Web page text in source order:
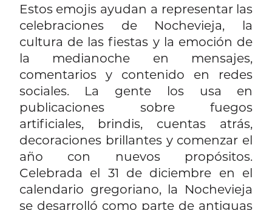
Estos emojis ayudan a representar las
celebraciones de Nochevieja, la
cultura de las fiestas y la emoción de
la medianoche en mensajes,
comentarios y contenido en redes
sociales. La gente los usa en
publicaciones sobre fuegos
artificiales, brindis, cuentas atrás,
decoraciones brillantes y comenzar el
año con nuevos propósitos.
Celebrada el 31 de diciembre en el
calendario gregoriano, la Nochevieja
se desarrolló como parte de antiguas